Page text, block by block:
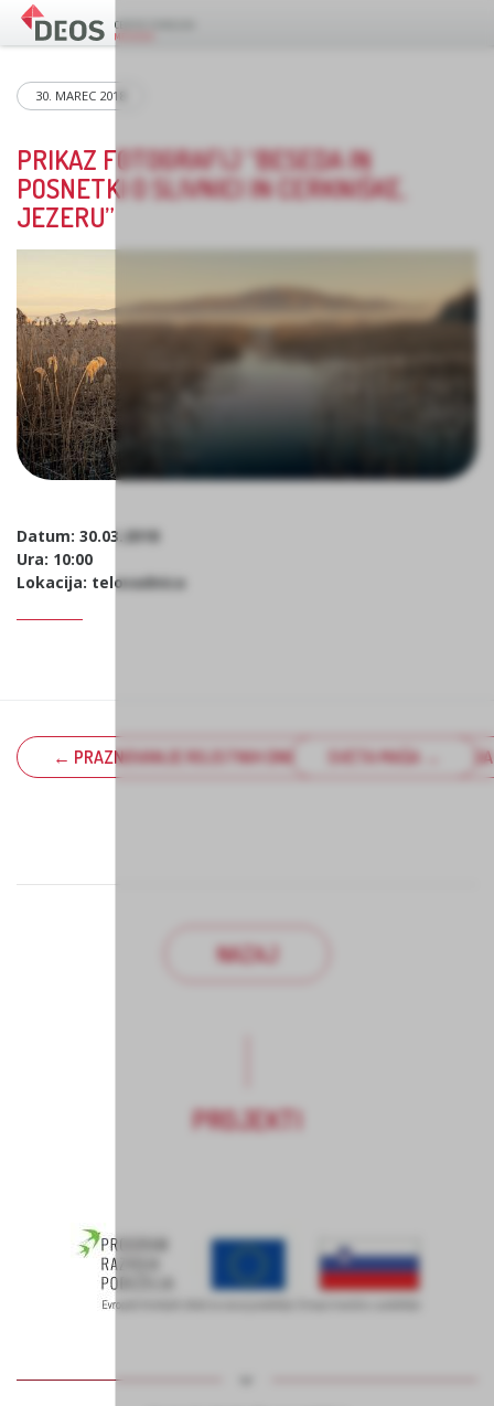
30. MAREC 2018
PRIKAZ FOTOGRAFIJ “BESEDA IN
POSNETKI O SLIVNICI IN CERKNIŠKE,
JEZERU”
Datum: 30.03.2018
Ura: 10:00
Lokacija: telovadnica
← PRAZNOVANJE ROJSTNIH DNI Z NASTOPOM
SVETA MAŠA →
NAZAJ
PROJEKTI